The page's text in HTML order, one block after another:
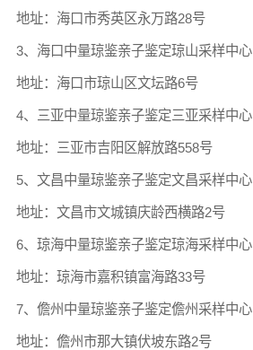
地址：海口市秀英区永万路28号
3、海口中量琼鉴亲子鉴定琼山采样中心
地址：海口市琼山区文坛路6号
4、三亚中量琼鉴亲子鉴定三亚采样中心
地址：三亚市吉阳区解放路558号
5、文昌中量琼鉴亲子鉴定文昌采样中心
地址：文昌市文城镇庆龄西横路2号
6、琼海中量琼鉴亲子鉴定琼海采样中心
地址：琼海市嘉积镇富海路33号
7、儋州中量琼鉴亲子鉴定儋州采样中心
地址：儋州市那大镇伏坡东路2号